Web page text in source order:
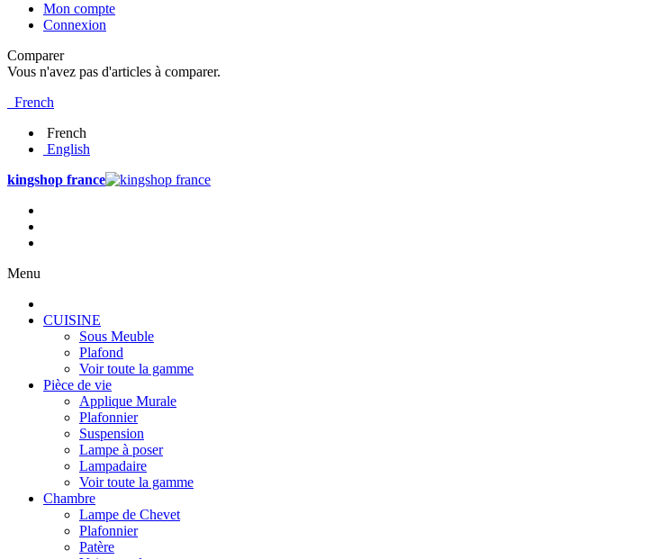
Mon compte
Connexion
Comparer
Vous n'avez pas d'articles à comparer.
French
French
English
kingshop france
Menu
CUISINE
Sous Meuble
Plafond
Voir toute la gamme
Pièce de vie
Applique Murale
Plafonnier
Suspension
Lampe à poser
Lampadaire
Voir toute la gamme
Chambre
Lampe de Chevet
Plafonnier
Patère